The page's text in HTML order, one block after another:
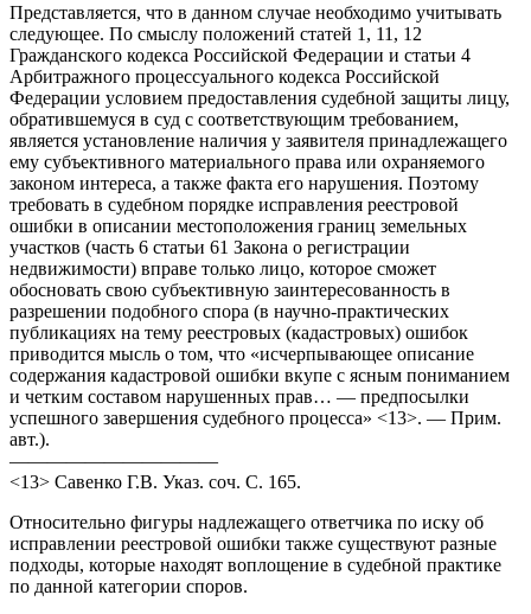
Представляется, что в данном случае необходимо учитывать
следующее. По смыслу положений статей 1, 11, 12
Гражданского кодекса Российской Федерации и статьи 4
Арбитражного процессуального кодекса Российской
Федерации условием предоставления судебной защиты лицу,
обратившемуся в суд с соответствующим требованием,
является установление наличия у заявителя принадлежащего
ему субъективного материального права или охраняемого
законом интереса, а также факта его нарушения. Поэтому
требовать в судебном порядке исправления реестровой
ошибки в описании местоположения границ земельных
участков (часть 6 статьи 61 Закона о регистрации
недвижимости) вправе только лицо, которое сможет
обосновать свою субъективную заинтересованность в
разрешении подобного спора (в научно-практических
публикациях на тему реестровых (кадастровых) ошибок
приводится мысль о том, что «исчерпывающее описание
содержания кадастровой ошибки вкупе с ясным пониманием
и четким составом нарушенных прав… — предпосылки
успешного завершения судебного процесса» <13>. — Прим.
авт.).
———————————
<13> Савенко Г.В. Указ. соч. С. 165.
Относительно фигуры надлежащего ответчика по иску об
исправлении реестровой ошибки также существуют разные
подходы, которые находят воплощение в судебной практике
по данной категории споров.